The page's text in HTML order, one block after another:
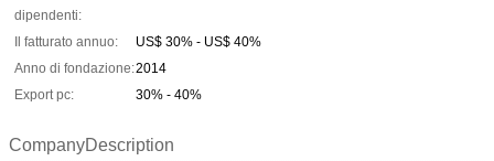
dipendenti:
Il fatturato annuo:
US$ 30% - US$ 40%
Anno di fondazione:2014
Export pc:
30% - 40%
CompanyDescription